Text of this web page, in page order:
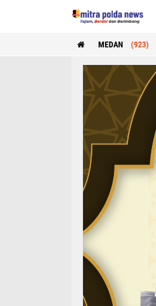
MEDAN (923)